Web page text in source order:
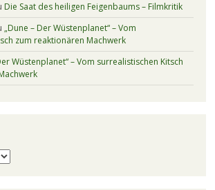
Die Saat des heiligen Feigenbaums – Filmkritik
„Dune – Der Wüstenplanet“ – Vom
zum reaktionären Machwerk
Wüstenplanet“ – Vom surrealistischen Kitsch